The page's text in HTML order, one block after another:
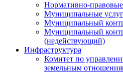
Нормативно-
Муниципальные
Муниципальный
Муниципальный
(недействующий)
Инфраструктура
Комитет по
земельным